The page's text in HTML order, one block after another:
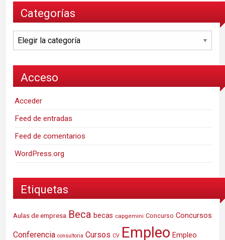
Categorías
Categorías
Acceso
Acceder
Feed de entradas
Feed de comentarios
WordPress.org
Etiquetas
Aulas de empresa Beca becas capgemini Concurso Concursos
Conferencia consultoria Cursos CV Empleo Empleo